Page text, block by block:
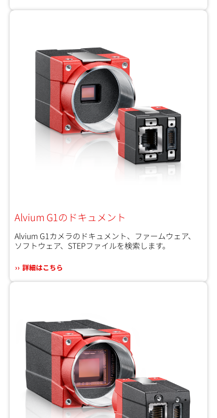
Alvium G1のドキュメント
Alvium G1カメラのドキュメント、ファームウェア、
ソフトウェア、STEPファイルを検索します。
詳細はこちら